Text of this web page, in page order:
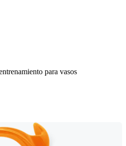
para vasos